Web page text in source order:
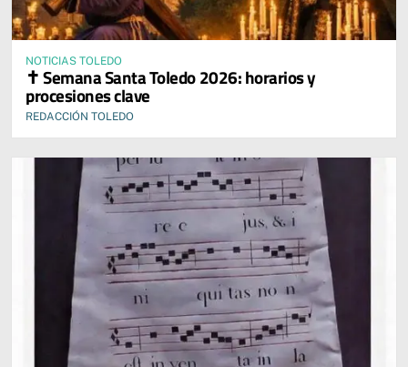
NOTICIAS TOLEDO
✝️ Semana Santa Toledo 2026: horarios y
procesiones clave
REDACCIÓN TOLEDO